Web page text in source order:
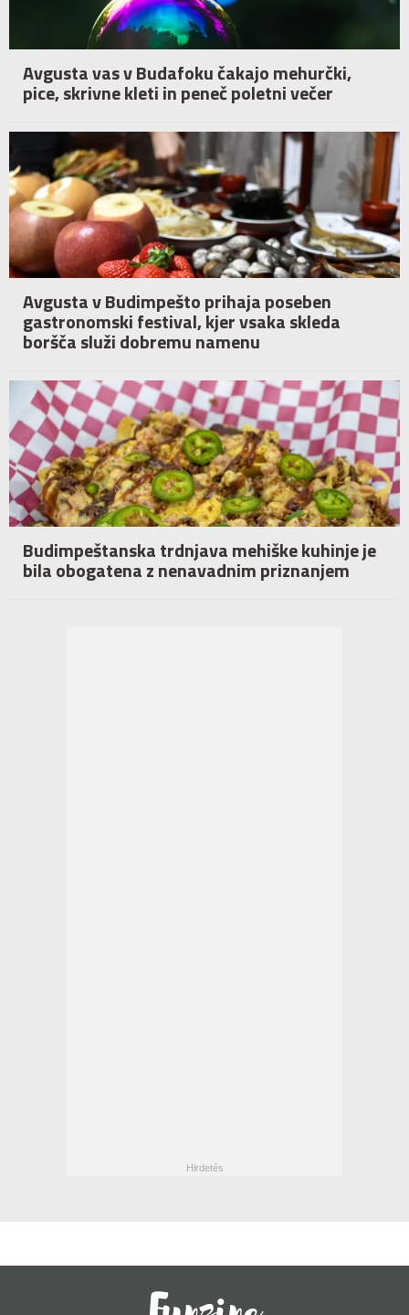
Avgusta vas v Budafoku čakajo mehurčki,
pice, skrivne kleti in peneč poletni večer
Avgusta v Budimpešto prihaja poseben
gastronomski festival, kjer vsaka skleda
boršča služi dobremu namenu
Budimpeštanska trdnjava mehiške kuhinje je
bila obogatena z nenavadnim priznanjem